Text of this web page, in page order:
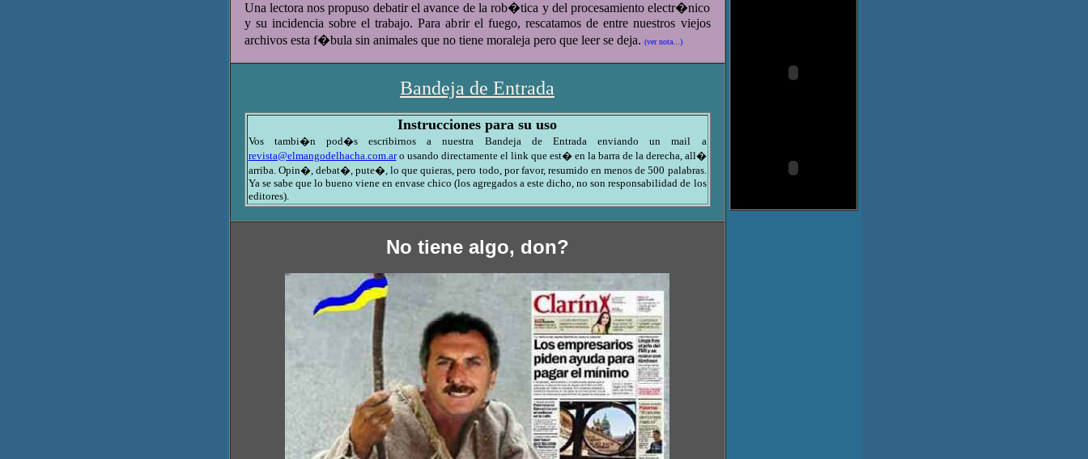
Una lectora nos propuso debatir el avance de la rob�tica y del procesamiento electr�nico
y su incidencia sobre el trabajo. Para abrir el fuego, rescatamos de entre nuestros viejos
archivos esta f�bula sin animales que no tiene moraleja pero que leer se deja. (ver nota...)
Bandeja de Entrada
Instrucciones para su uso
Vos tambi�n pod�s escribirnos a nuestra Bandeja de Entrada enviando un mail a
revista@elmangodelhacha.com.aro usando directamente el link que est� en la barra de la derecha, all�
arriba. Opin�, debat�, pute�, lo que quieras, pero todo, por favor, resumido en menos de 500 palabras.
Ya se sabe que lo bueno viene en envase chico (los agregados a este dicho, no son responsabilidad de los
editores).
No tiene algo, don?